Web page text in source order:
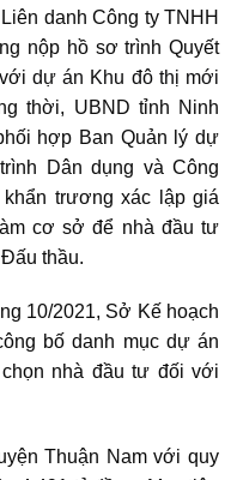
danh Công ty TNHH
nộp hồ sơ trình Quyết
dự án Khu đô thị mới
thời, UBND tỉnh Ninh
hợp Ban Quản lý dự
Dân dụng và Công
trương xác lập giá
cơ sở để nhà đầu tư
thầu.
10/2021, Sở Kế hoạch
bố danh mục dự án
nhà đầu tư đối với
Thuận Nam với quy